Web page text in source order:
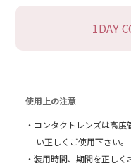
1DAY
使用上の注意
・コンタクトレンズは高度
い正しくご使用下さい。
・装用時間、期間を正しく